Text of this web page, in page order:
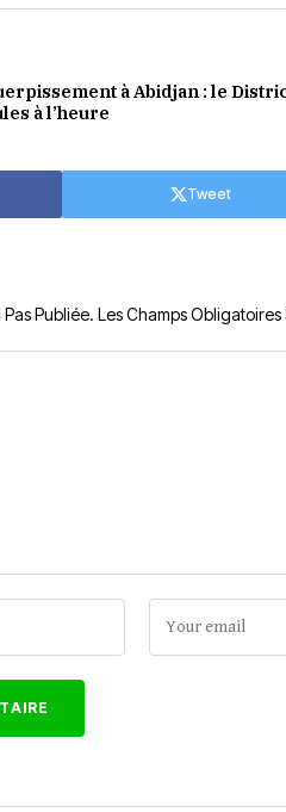
à Abidjan : le
à l’heure
Tweet
Publiée. Les Champs